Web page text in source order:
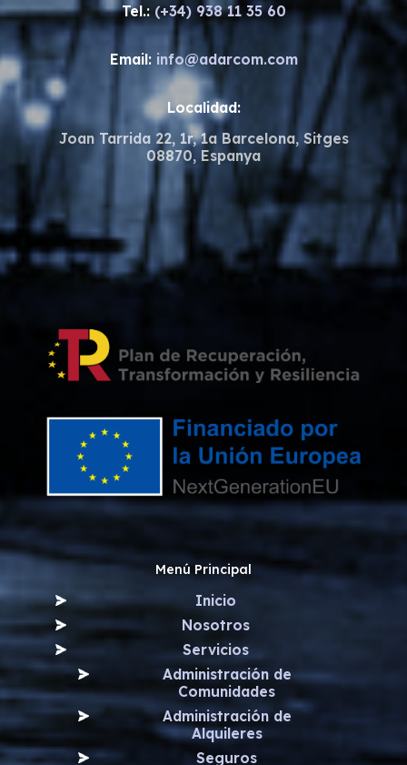
Tel.: (+34) 938 11 35 60
Email: info@adarcom.com
Localidad:
Joan Tarrida 22, 1r, 1a Barcelona, Sitges
08870, Espanya
Menú Principal
Inicio
Nosotros
Servicios
Administración de
Comunidades
Administración de
Alquileres
Seguros